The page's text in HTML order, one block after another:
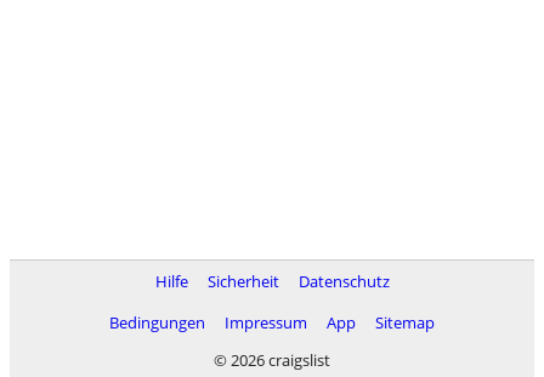
Hilfe Sicherheit
Datenschutz
Bedingungen
Impressum App
Sitemap
© 2026 craigslist